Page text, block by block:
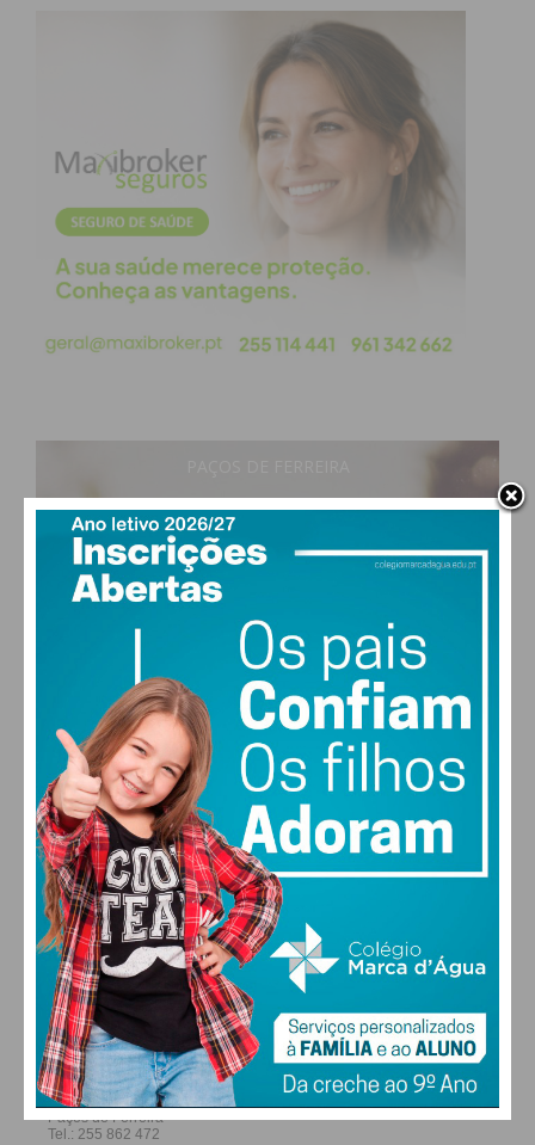
26°
vento: 1m/s O
30 °
SEX
28
SÁB
28
DOM
29
SEG
ALTERAR
FARMACIAS DE SERVIÇO EM PAÇOS DE
FERREIRA